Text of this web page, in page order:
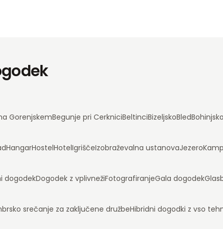
GorenjskemBegunje pri CerkniciBeltinciBizeljskoBled
HangarHostelHotelIgriščeIzobraževalna ustanovaJezeroKamp
dogodekDogodek z vplivnežiFotografiranjeGala dogodek
srečanje za zaključene družbeHibridni dogodki z vso